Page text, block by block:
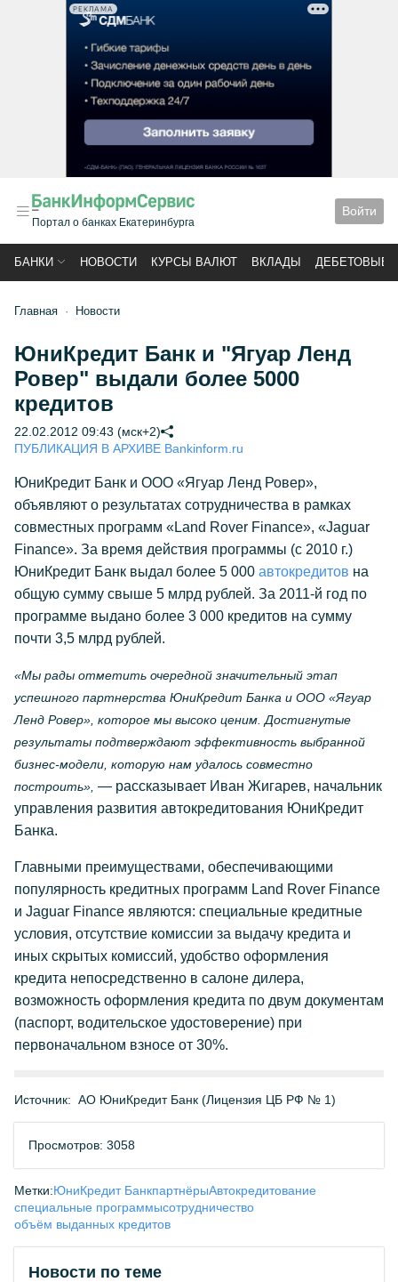
РЕКЛАМА
Портал о банках Екатеринбурга
Войти
БАНКИ НОВОСТИ КУРСЫ ВАЛЮТ ВКЛАДЫ ДЕБЕТОВЫЕ
Главная Новости
ЮниКредит Банк и "Ягуар Ленд
Ровер" выдали более 5000
кредитов
22.02.2012 09:43 (мск+2)
ПУБЛИКАЦИЯ В АРХИВЕ Bankinform.ru
ЮниКредит Банк и ООО «Ягуар Ленд Ровер»,
объявляют о результатах сотрудничества в рамках
совместных программ «Land Rover Finance», «Jaguar
Finance». За время действия программы (с 2010 г.)
ЮниКредит Банк выдал более 5 000 автокредитов на
общую сумму свыше 5 млрд рублей. За 2011-й год по
программе выдано более 3 000 кредитов на сумму
почти 3,5 млрд рублей.
«Мы рады отметить очередной значительный этап
успешного партнерства ЮниКредит Банка и ООО «Ягуар
Ленд Ровер», которое мы высоко ценим. Достигнутые
результаты подтверждают эффективность выбранной
бизнес-модели, которую нам удалось совместно
построить», — рассказывает Иван Жигарев, начальник
управления развития автокредитования ЮниКредит
Банка.
Главными преимуществами, обеспечивающими
популярность кредитных программ Land Rover Finance
и Jaguar Finance являются: специальные кредитные
условия, отсутствие комиссии за выдачу кредита и
иных скрытых комиссий, удобство оформления
кредита непосредственно в салоне дилера,
возможность оформления кредита по двум документам
(паспорт, водительское удостоверение) при
первоначальном взносе от 30%.
Источник: АО ЮниКредит Банк (Лицензия ЦБ РФ № 1)
Просмотров: 3058
Метки:ЮниКредит БанкпартнёрыАвтокредитование
специальные программысотрудничество
объём выданных кредитов
Новости по теме